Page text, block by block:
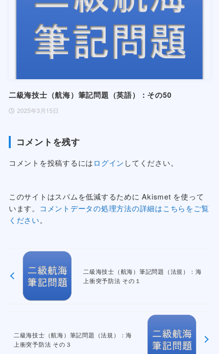
二級海技士（航海）筆記問題（英語）：その50
2025年3月15日
コメントを残す
コメントを投稿するにはログイン してください。
このサイトはスパムを低減するために Akismet を使って
います。 コメントデータの処理方法の詳細はこちらをご覧
ください。
二級海技士（航海）筆記問題（法規）：海
上衝突予防法 その１
二級海技士（航海）筆記問題（法規）：海
上衝突予防法 その３